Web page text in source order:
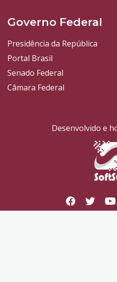
Governo Federal
Presidência da República
Portal Brasil
Senado Federal
Câmara Federal
Desenvolvido e